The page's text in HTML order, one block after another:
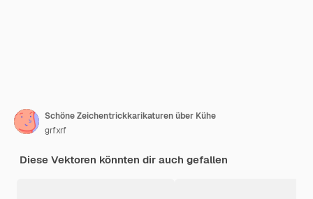
Schöne Zeichentrickkarikaturen über Kühe
grfxrf
Diese Vektoren könnten dir auch gefallen